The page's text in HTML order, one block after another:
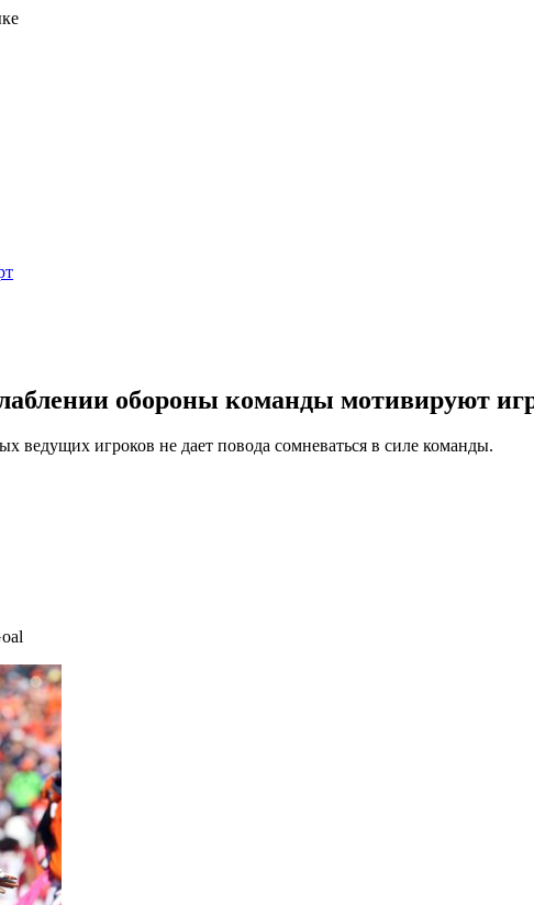
обороны команды мотивируют
ведущих игроков не дает повода сомневаться в силе команды.